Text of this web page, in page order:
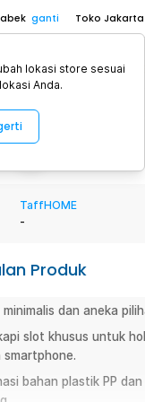
ganti Toko
Toko
Toko Cikupa
Pick n Go
Pick n Go
Toko Jakarta
Toko
Pick n Go
Pick n Go
Perlengkapan
TaffHOME
-
Produk
minimalis dan aneka
slot khusus untuk
smartphone.
bahan plastik PP
lokasi store sesuai
Anda.